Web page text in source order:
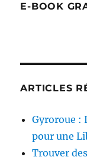
E-BOOK
ARTICLES
Gyroroue :
pour une
Trouver